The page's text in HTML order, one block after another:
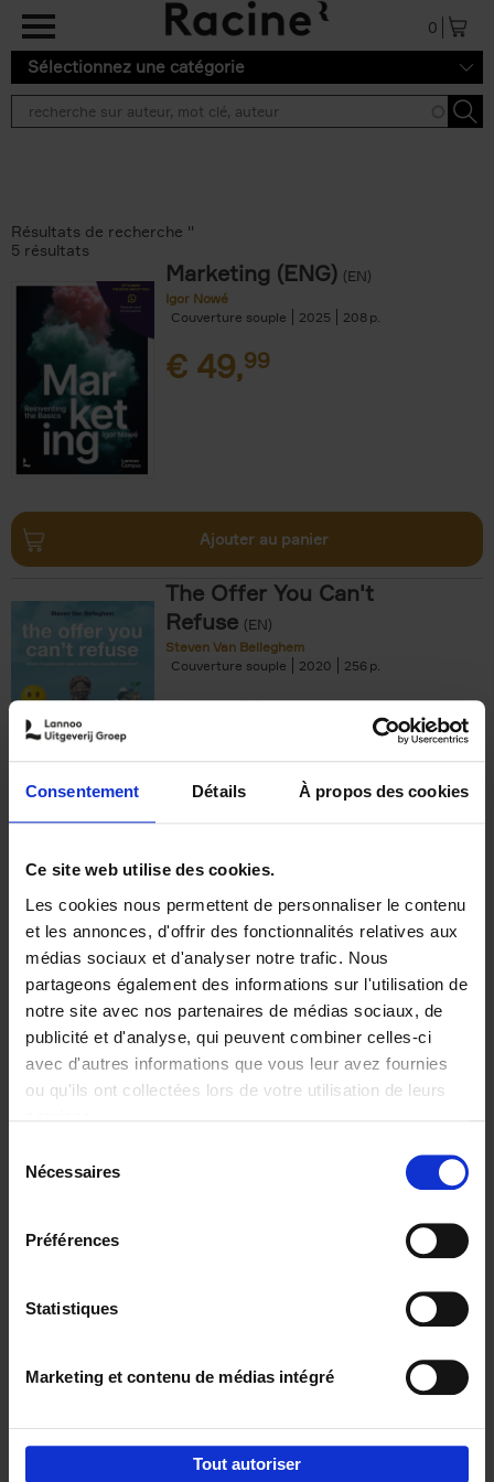
Consentement Détails À propos des cookies
Ce site web utilise des cookies.
Les cookies nous permettent de personnaliser le contenu
et les annonces, d'offrir des fonctionnalités relatives aux
médias sociaux et d'analyser notre trafic. Nous
partageons également des informations sur l'utilisation de
notre site avec nos partenaires de médias sociaux, de
publicité et d'analyse, qui peuvent combiner celles-ci
avec d'autres informations que vous leur avez fournies
ou qu'ils ont collectées lors de votre utilisation de leurs
Nécessaires
Préférences
Statistiques
Marketing et contenu de médias intégré
Tout autoriser
Aller au contenu principal
0
Sélectionnez une catégorie
Résultats de recherche ''
5 résultats
Marketing (ENG) (EN)
Igor Nowé
Couverture souple
2025 208
€ 49,99
Ajouter au panier
The Offer You Can't
Refuse (EN)
Steven Van Belleghem
Couverture souple
2020 256
€37,50
Building Bonds = Building
Business
Jochen Roef Jozefien De Feyter
Carolien Boom
Couverture souple
2025 200
€29,99
Digital marketing like a PRO -
completely revised edition (EN)